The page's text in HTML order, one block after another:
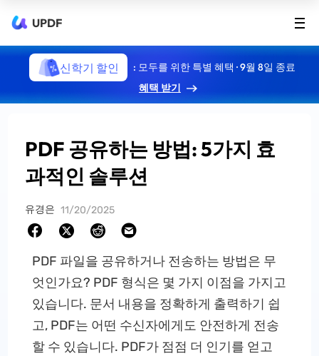
UPDF
신학기 할인
: 모두를 위한 특별 혜택 · 9월 8일 종료
혜택 받기
PDF 공유하는 방법: 5가지 효
과적인 솔루션
유경은 11/20/2025
PDF 파일을 공유하거나 전송하는 방법은 무
엇인가요? PDF 형식은 몇 가지 이점을 가지고
있습니다. 문서 내용을 정확하게 출력하기 쉽
고, PDF는 어떤 수신자에게도 안전하게 전송
할 수 있습니다. PDF가 점점 더 인기를 얻고